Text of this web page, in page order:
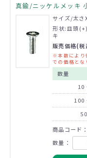
真鍮/ニッケルメッキ
サイズ/太さ
形状:皿頭
キ
販売価格(
※本数により
での価格とな
数量
10
100
商品コード
数量：